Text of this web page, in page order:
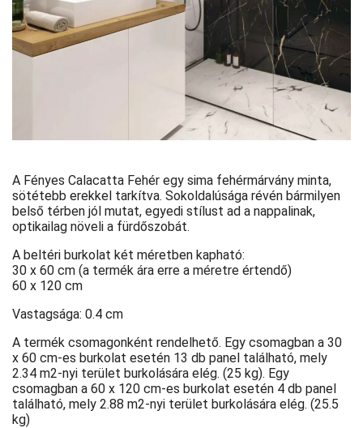
A Fényes Calacatta Fehér egy sima fehérmárvány minta,
sötétebb erekkel tarkítva. Sokoldalúsága révén bármilyen
belső térben jól mutat, egyedi stílust ad a nappalinak,
optikailag növeli a fürdőszobát.
A beltéri burkolat két méretben kapható:
30 x 60 cm (a termék ára erre a méretre értendő)
60 x 120 cm
Vastagsága: 0.4 cm
A termék csomagonként rendelhető. Egy csomagban a 30
x 60 cm-es burkolat esetén 13 db panel található, mely
2.34 m2-nyi terület burkolására elég. (25 kg). Egy
csomagban a 60 x 120 cm-es burkolat esetén 4 db panel
található, mely 2.88 m2-nyi terület burkolására elég. (25.5
kg)